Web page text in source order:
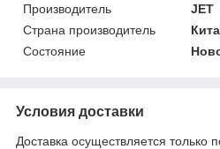
Производитель
JET
Страна производитель
Состояние
Условия доставки
Доставка осуществляется только